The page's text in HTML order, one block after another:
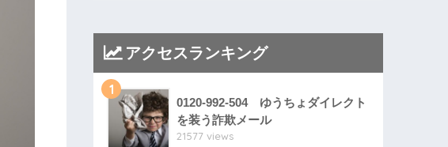
アクセスランキング
1
0120-992-504 ゆうちょダイレクト
を装う詐欺メール
21577 views